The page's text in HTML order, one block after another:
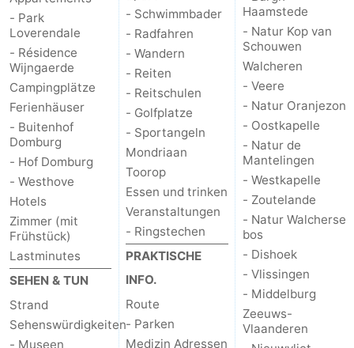
Natur
Het
Zwin
Wetter
Kontakt
- Park
Loverendale
- Résidence
Wijngaerde
Campingplätze
Ferienhäuser
- Buitenhof
Domburg
- Hof Domburg
- Westhove
Hotels
Zimmer (mit
Frühstück)
Lastminutes
SEHEN & TUN
Strand
Sehenswürdigkeiten
- Museen
- Schwimmbader
- Radfahren
- Wandern
- Reiten
- Reitschulen
- Golfplatze
- Sportangeln
Mondriaan
Toorop
Essen und trinken
Veranstaltungen
- Ringstechen
PRAKTISCHE
INFO.
Route
- Parken
Medizin Adressen
Haamstede
- Natur Kop van
Schouwen
Walcheren
- Veere
- Natur Oranjezon
- Oostkapelle
- Natur de
Mantelingen
- Westkapelle
- Zoutelande
- Natur Walcherse
bos
- Dishoek
- Vlissingen
- Middelburg
Zeeuws-
Vlaanderen